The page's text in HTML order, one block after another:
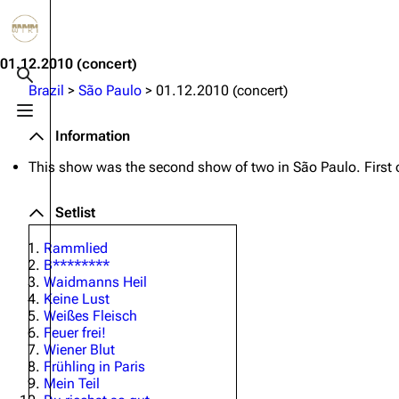
Toggle search
Toggle menu
Navigation
Main page
On this day
Random page
Contact
Information
Videography
Members
Richard Kruspe
01.12.2010 (concert)
Brazil > São Paulo > 01.12.2010 (concert)
Information
This show was the second show of two in São Paulo. First
Setlist
Rammlied
B********
Waidmanns Heil
Keine Lust
Weißes Fleisch
Feuer frei!
Wiener Blut
Frühling in Paris
Mein Teil